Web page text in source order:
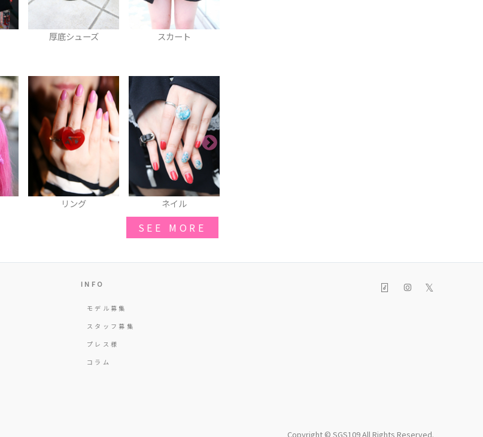
スカート シャツ
ネイル ネックレス
SEE MORE
INFO
モデル募集
スタッフ募集
プレス様
コラム
𝕏
Copyright © SGS109 All Rights Reserved.